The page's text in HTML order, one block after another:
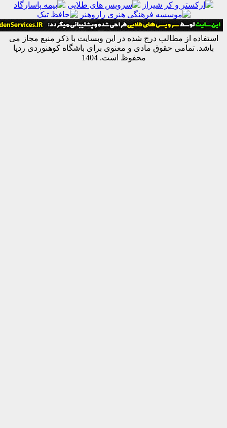
از مطالب درج شده در این وبسایت با ذکر منبع مجاز می
تمامی حقوق مادی و معنوی برای باشگاه کوهنوردی ردپا
محفوظ است. 1404